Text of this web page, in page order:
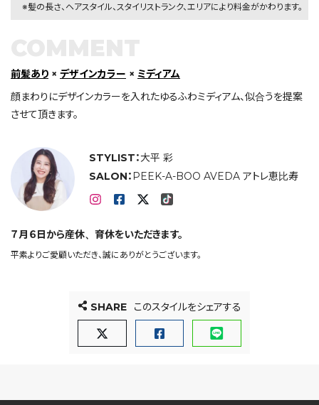
※髪の長さ、ヘアスタイル、スタイリストランク、エリアにより料金がかわります。
STYLIST：大平 彩
SALON： PEEK-A-BOO AVEDA アトレ恵比寿
７月６日から産休、育休をいただきます。
平素よりご愛顧いただき、誠にありがとうございます。
前髪あり × デザインカラー × ミディアム
顔まわりにデザインカラーを入れたゆるふわミディアム、似合うを提案
させて頂きます。
SHARE このスタイルをシェアする